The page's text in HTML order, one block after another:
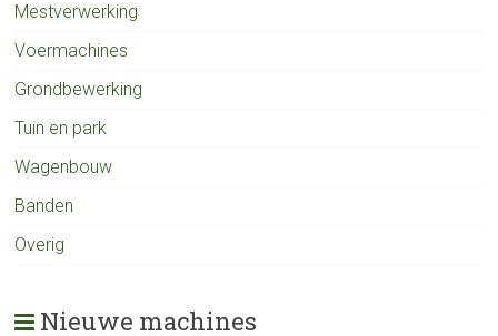
Mestverwerking
Voermachines
Grondbewerking
Tuin en park
Wagenbouw
Banden
Overig
Nieuwe machines